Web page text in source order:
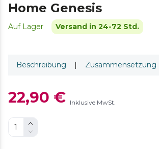
Home Genesis
Auf Lager Versand in 24-72 Std.
Beschreibung | Zusammensetzung
22,90 € Inklusive MwSt.